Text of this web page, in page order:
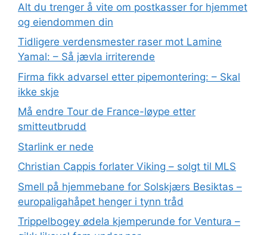
Alt du trenger å vite om postkasser for hjemmet
og eiendommen din
Tidligere verdensmester raser mot Lamine
Yamal: – Så jævla irriterende
Firma fikk advarsel etter pipemontering: – Skal
ikke skje
Må endre Tour de France-løype etter
smitteutbrudd
Starlink er nede
Christian Cappis forlater Viking – solgt til MLS
Smell på hjemmebane for Solskjærs Besiktas –
europaligahåpet henger i tynn tråd
Trippelbogey ødela kjemperunde for Ventura –